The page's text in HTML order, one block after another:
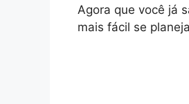
Agora que você já
mais fácil se